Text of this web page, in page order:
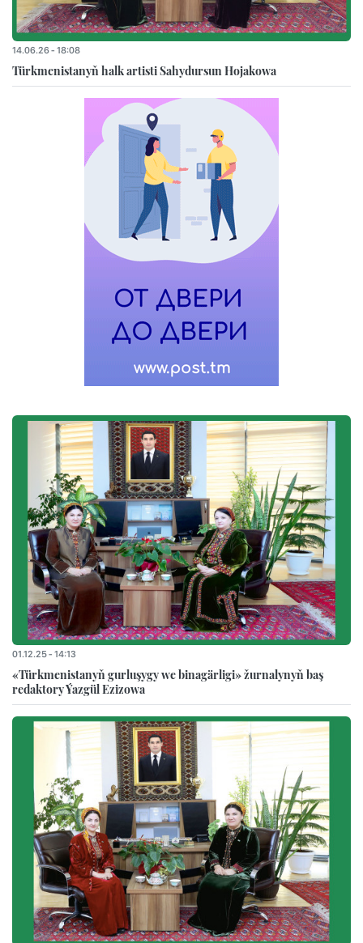
14.06.26 - 18:08
Türkmenistanyň halk artisti Sahydursun Hojakowa
01.12.25 - 14:13
«Türkmenistanyň gurluşygy we binagärligi» žurnalynyň baş
redaktory Ýazgül Ezizowa